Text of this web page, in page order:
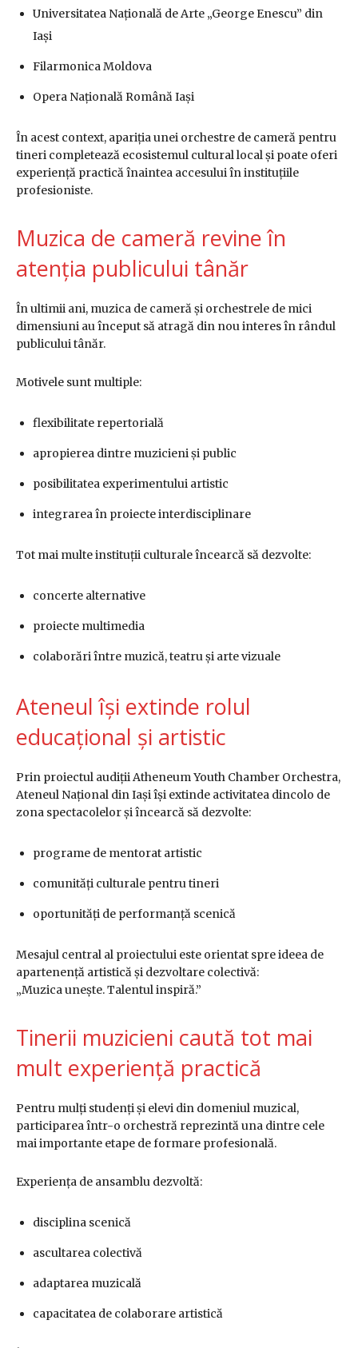
Universitatea Națională de Arte „George Enescu” din
Iași
Filarmonica Moldova
Opera Națională Română Iași
În acest context, apariția unei orchestre de cameră pentru
tineri completează ecosistemul cultural local și poate oferi
experiență practică înaintea accesului în instituțiile
profesioniste.
Muzica de cameră revine în
atenția publicului tânăr
În ultimii ani, muzica de cameră și orchestrele de mici
dimensiuni au început să atragă din nou interes în rândul
publicului tânăr.
Motivele sunt multiple:
flexibilitate repertorială
apropierea dintre muzicieni și public
posibilitatea experimentului artistic
integrarea în proiecte interdisciplinare
Tot mai multe instituții culturale încearcă să dezvolte:
concerte alternative
proiecte multimedia
colaborări între muzică, teatru și arte vizuale
Ateneul își extinde rolul
educațional și artistic
Prin proiectul audiții Atheneum Youth Chamber Orchestra,
Ateneul Național din Iași își extinde activitatea dincolo de
zona spectacolelor și încearcă să dezvolte:
programe de mentorat artistic
comunități culturale pentru tineri
oportunități de performanță scenică
Mesajul central al proiectului este orientat spre ideea de
apartenență artistică și dezvoltare colectivă:
„Muzica unește. Talentul inspiră.”
Tinerii muzicieni caută tot mai
mult experiență practică
Pentru mulți studenți și elevi din domeniul muzical,
participarea într-o orchestră reprezintă una dintre cele
mai importante etape de formare profesională.
Experiența de ansamblu dezvoltă:
disciplina scenică
ascultarea colectivă
adaptarea muzicală
capacitatea de colaborare artistică